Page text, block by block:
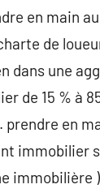
en main
de
dans une
de 15 % à
prendre en
immobilier
immobilière